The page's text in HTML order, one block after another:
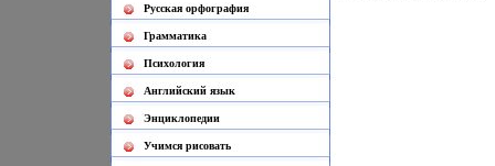
Русская орфография
Грамматика
Психология
Английский язык
Энциклопедии
Учимся рисовать